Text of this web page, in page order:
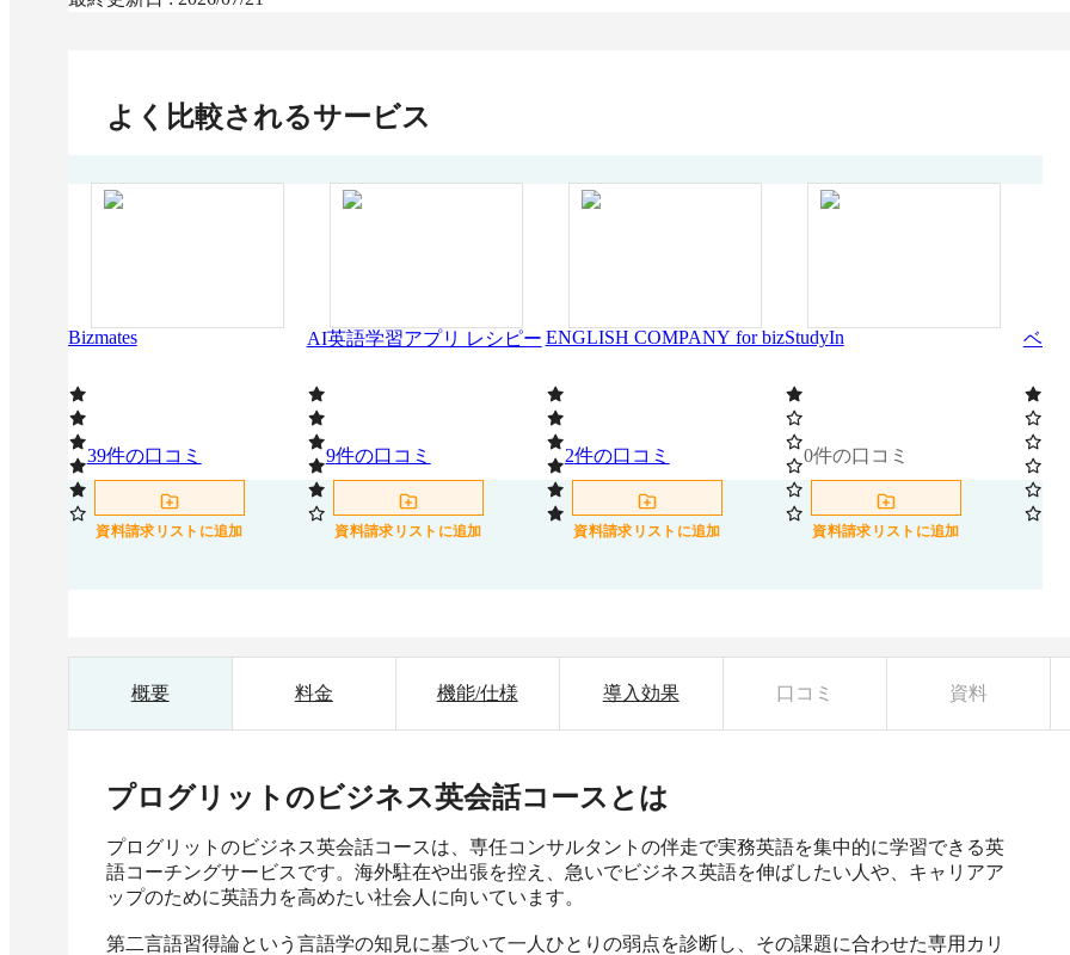
よく比較されるサービス
Bizmates
39件の口コミ
資料請求リストに追加
AI英語学習アプリ レシピー
9件の口コミ
資料請求リストに追加
ENGLISH COMPANY for biz
2件の口コミ
資料請求リストに追加
StudyIn
0件の口コミ
資料請求リストに追加
ベル
概要 料金 機能/仕様 導入効果 口コミ 資料
プログリットのビジネス英会話コース とは
プログリットのビジネス英会話コースは、専任コンサルタントの伴走で実務英語を集中的に学習できる英
語コーチングサービスです。海外駐在や出張を控え、急いでビジネス英語を伸ばしたい人や、キャリアア
ップのために英語力を高めたい社会人に向いています。
第二言語習得論という言語学の知見に基づいて一人ひとりの弱点を診断し、その課題に合わせた専用カリ